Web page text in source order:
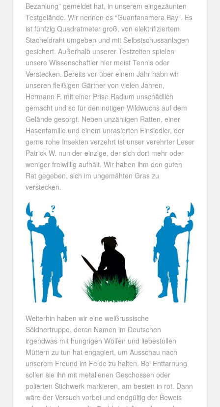
Bezahlung” gemeldet hat, in unserem eingezäunten
Testgelände. Wir nennen es “Guantanamera Bay”. Es
ist fünfzig Quadratmeter groß, von elektrifiziertem
Stacheldraht umgeben und mit Selbstschussanlagen
gesichert. Außerhalb unserer Testzeiten spielen
unsere Wissenschaftler hier meist Tennis oder
Verstecken. Bereits vor über einem Jahr habn wir
unseren fleißigen Gärtner von vielen Jahren,
Hermann F. mit einer Prise Radium unschädlich
gemacht und so für den nötigen Wildwuchs auf dem
Gelände gesorgt. Neben unzähligen Ratten, einer
Hasenfamilie und einem unrasierten Einsiedler, der
gerne rohe Insekten verzehrt ist unser verehrter Leser
Patrick W. nun der einzige, der sich dort mehr oder
weniger freiwillig aufhält. Wir haben ihm den guten
Rat gegeben, sich im ungemähten Gras zu
verstecken.
Weiterhin haben wir eine weißrussische
Söldnertruppe, deren Namen im Deutschen
irgendwas mit hungrigen Wölfen und liebestollen
Müttern zu tun hat engagiert, um Ausschau nach
unserem Freund im Felde zu halten. Bei Enttarnung
sollen sie ihn mit metallenen Geschossen oder
polierten Stichwerk markieren, am besten in rot. Dann
wäre der Versuch vorbei und endgültig der Beweis